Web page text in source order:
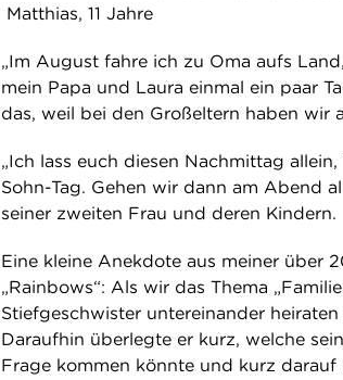
Matthias, 11 Jahre
„Im August fahre ich zu Oma aufs
mein Papa und Laura einmal ein paar
das, weil bei den Großeltern haben wir
„Ich lass euch diesen Nachmittag
Sohn-Tag. Gehen wir dann am Abend
seiner zweiten Frau und deren Kindern.
Eine kleine Anekdote aus meiner über
„Rainbows“: Als wir das Thema
Stiefgeschwister untereinander
Daraufhin überlegte er kurz, welche
Frage kommen könnte und kurz